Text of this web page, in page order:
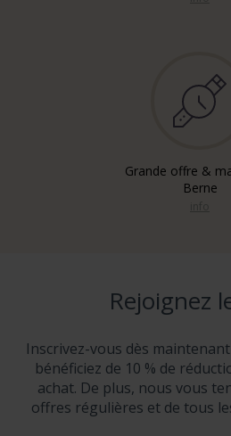
Grande offre &
Berne
Rejoignez
Inscrivez-vous dès
bénéficiez de 10 % de
achat. De plus, nous vous
offres régulières et de tous